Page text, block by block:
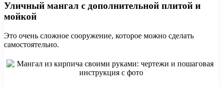
Уличный мангал с дополнительной плитой и
мойкой
Это очень сложное сооружение, которое можно сделать
самостоятельно.